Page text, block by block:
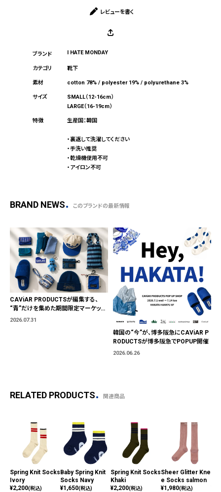
レビューを書く
I HATE MONDAY
靴下
cotton 78% / polyester 19% / polyurethane 3%
SMALL（12-16cm）
LARGE（16-19cm）
生産国：韓国
・裏返して洗濯してください
・手洗い推奨
・乾燥機使用不可
・アイロン不可
BRAND NEWS このブランドの最新情報
CAViAR PRODUCTSが編集する、
“青”だけを集めた期間限定マーケット
「BLUE MARKET」が横浜に。ブランド
2026.07.31
韓国の“今”が、博多阪急にCAViAR P
RODUCTSが博多阪急でPOPUP開催
2026.06.26
RELATED PRODUCTS 関連商品
Spring Knit Socks
Ivory
¥2,200(税込)
Baby Spring Knit
Socks Navy
¥1,650(税込)
Spring Knit Socks
Khaki
¥2,200(税込)
Sheer Glitter Kne
e Socks salmon
¥1,980(税込)